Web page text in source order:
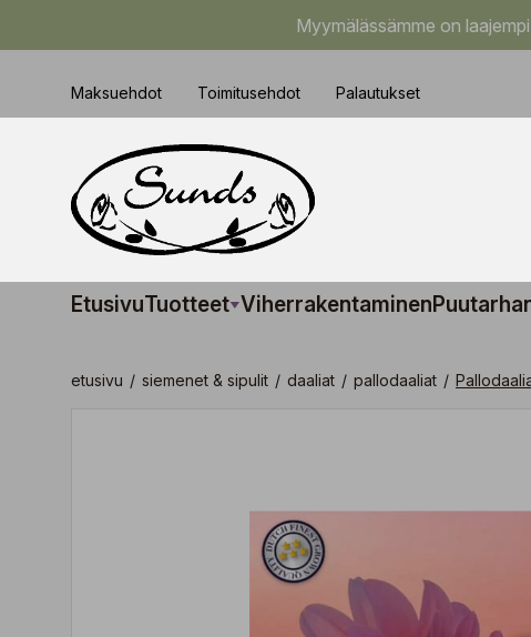
Myymälässämme on
Maksuehdot Toimitusehdot Palautukset
EtusivuTuotteet Viherrakentaminen
etusivu / siemenet & sipulit / daaliat / pallodaaliat /